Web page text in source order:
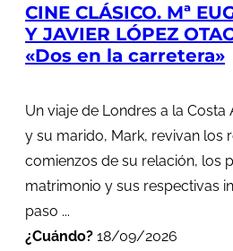
CINE CLÁSICO. Mª
Y JAVIER LÓPEZ
«Dos en la carretera»
Un viaje de Londres a la Costa
y su marido, Mark, revivan los
comienzos de su relación, los
matrimonio y sus respectivas
paso ...
¿Cuándo? 18/09/2026